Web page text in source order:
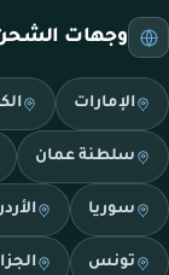
وجهات
الإمارات
سلطنة عمان
سوريا
تونس